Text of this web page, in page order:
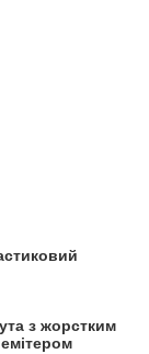
з жорстким